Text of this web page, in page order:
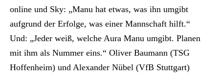
online und Sky: „Manu hat etwas, was ihn umgibt
aufgrund der Erfolge, was einer Mannschaft hilft.“
Und: „Jeder weiß, welche Aura Manu umgibt. Planen
mit ihm als Nummer eins.“ Oliver Baumann (TSG
Hoffenheim) und Alexander Nübel (VfB Stuttgart)